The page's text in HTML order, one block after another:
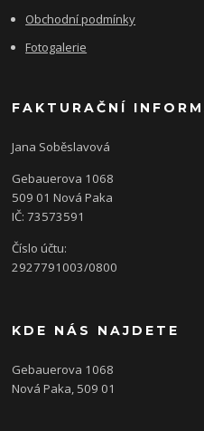
Obchodní podmínky
Fotogalerie
FAKTURAČNÍ
Jana Soběslavová
Gebauerova 1068
509 01 Nová Paka
IČ: 73573591
Číslo účtu:
2927791003/0800
KDE NÁS NAJDETE
Gebauerova 1068
Nová Paka, 509 01